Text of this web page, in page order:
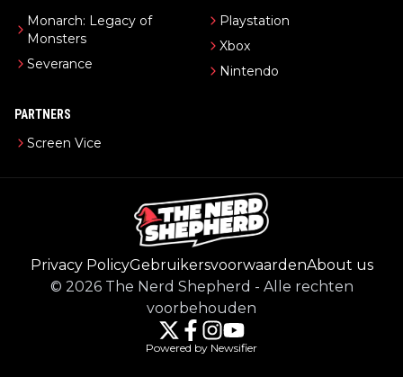
Monarch: Legacy of
Monsters
Severance
Playstation
Xbox
Nintendo
PARTNERS
Screen Vice
Privacy PolicyGebruikersvoorwaardenAbout us
© 2026 The Nerd Shepherd - Alle rechten
voorbehouden
Powered by Newsifier